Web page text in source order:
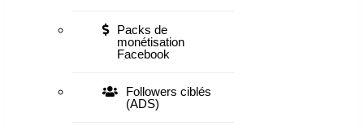
Packs de
monétisation
Facebook
Followers ciblés
(ADS)